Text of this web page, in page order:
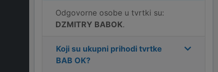
Odgovorne osobe u tvrtki su:
DZMITRY BABOK.
Koji su ukupni prihodi tvrtke
BAB OK?